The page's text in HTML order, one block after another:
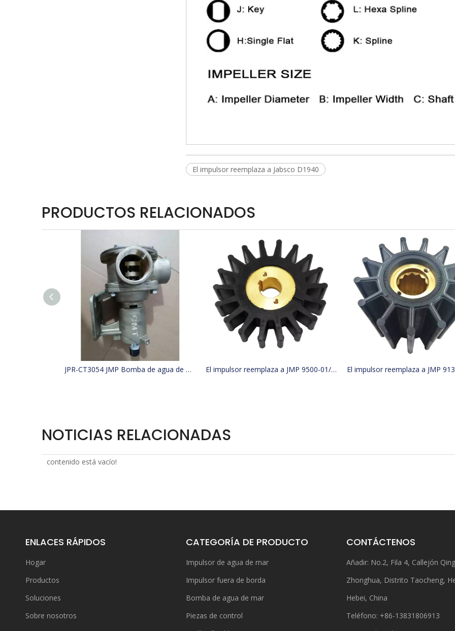
El impulsor reemplaza a Jabsco D1940
PRODUCTOS RELACIONADOS
JPR-CT3054 JMP Bomba de agua de mar para barco de refrigeración reemplaza 4255411, 425-5411, Jabsco 29630-1301S, W100000 El impulsor reemplaza a JMP 9500-01/JABSCO 15780-0000/JOHNSON 15299-1000
NOTICIAS RELACIONADAS
contenido está vacío!
ENLACES RÁPIDOS
Hogar
Productos
Soluciones
Sobre nosotros
CATEGORÍA DE PRODUCTO
Impulsor de agua de mar
Impulsor fuera de borda
Bomba de agua de mar
Piezas de control
CONTÁCTENOS
Añadir: No.2, Fila 4, Callejón
Zhonghua, Distrito Taocheng,
Hebei, China
Teléfono: +86-13831806913